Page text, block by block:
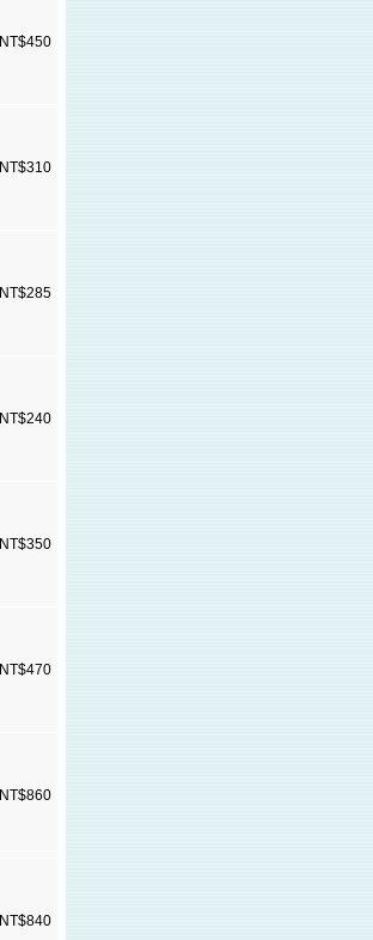
NT$450
NT$310
NT$285
NT$240
NT$350
NT$470
NT$860
NT$840